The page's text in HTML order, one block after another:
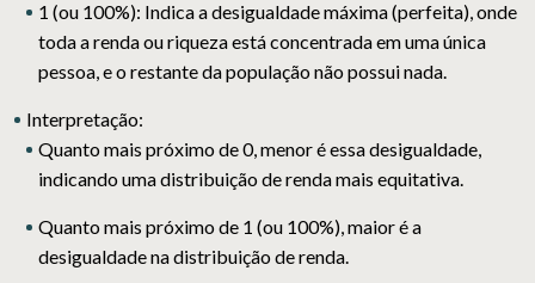
1 (ou 100%): Indica adesigualdade máxima (perfeita), onde
toda a renda ou riqueza está concentrada em uma única
pessoa, e o restante da população não possui nada.
Interpretação:
Quanto mais próximo de0, menor é essa desigualdade,
indicando uma distribuição de renda mais equitativa.
Quanto mais próximo de 1 (ou 100%), maior é a
desigualdade na distribuição de renda.